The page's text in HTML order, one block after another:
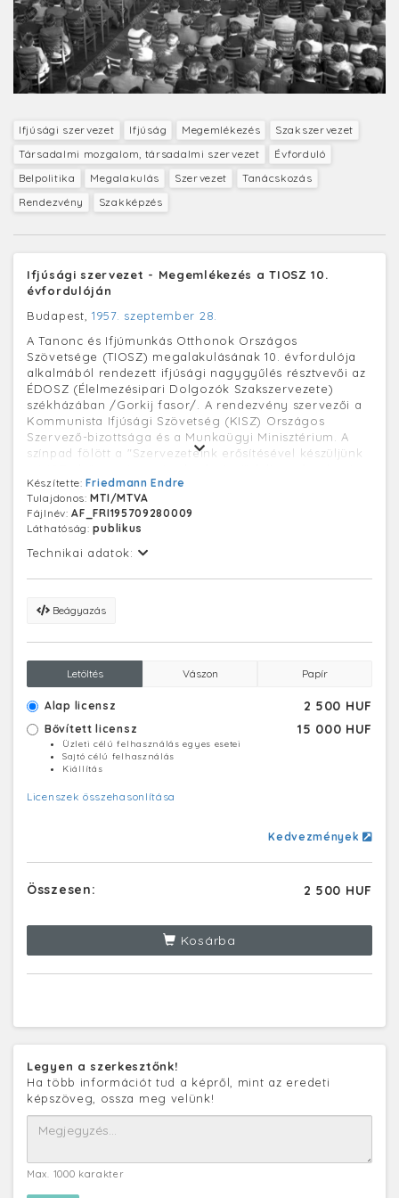
Ifjúsági szervezet Ifjúság Megemlékezés
Szakszervezet
Társadalmi mozgalom, társadalmi szervezet
Évforduló
Belpolitika
Megalakulás Szervezet
Tanácskozás
Rendezvény
Szakképzés
Ifjúsági szervezet - Megemlékezés a TIOSZ 10.
évfordulóján
Budapest, 1957. szeptember 28.
A Tanonc és Ifjúmunkás Otthonok Országos
Szövetsége (TIOSZ) megalakulásának 10. évfordulója
alkalmából rendezett ifjúsági nagygyűlés résztvevői az
ÉDOSZ (Élelmezésipari Dolgozók Szakszervezete)
székházában /Gorkij fasor/. A rendezvény szervezői a
Kommunista Ifjúsági Szövetség (KISZ) Országos
Szervező-bizottsága és a Munkaügyi Minisztérium. A
színpad fölött a "Szervezeteink erősítésével készüljünk
A Tanonc- és Ifjúmunkás Otthonok Országos
Szövetsége 1946-ban alakult meg, a szakszervezetek és
a szociáldemokrata párt politikai irányításával működő
kollégiumi szervezetként. A Kommunista Ifjúsági
Szövetség (KISZ) a magyar kommunista állampárt, a
szervezete volt 1957 és 1989 között.
Készítette:Friedmann Endre
Tulajdonos:MTI/MTVA
Fájlnév:AF_FRI195709280009
Láthatóság:publikus
Technikai adatok:
Beágyazás
Letöltés Vászon Papír
Alap licensz 2 500 HUF
Bővített licensz 15 000 HUF
Üzleti célú felhasználás egyes esetei
Sajtó célú felhasználás
Kiállítás
Licenszek összehasonlítása
Kedvezmények
Összesen: 2 500 HUF
Kosárba
Legyen a szerkesztőnk!
Ha több információt tud a képről, mint az eredeti
képszöveg, ossza meg velünk!
Max. 1000 karakter